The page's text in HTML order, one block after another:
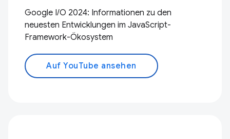
Google I/O 2024: Informationen zu den
neuesten Entwicklungen im JavaScript-
Framework-Ökosystem
Auf YouTube ansehen